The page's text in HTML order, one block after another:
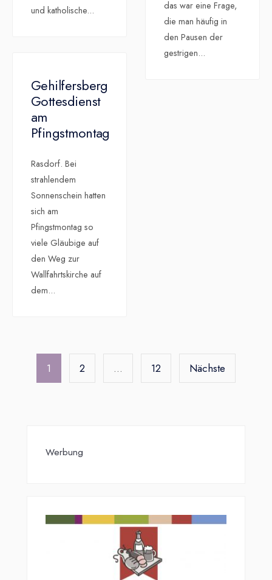
und katholische...
das war eine Frage,
die man häufig in
den Pausen der
gestrigen...
Gehilfersberg
Gottesdienst
am
Pfingstmontag
Rasdorf. Bei
strahlendem
Sonnenschein hatten
sich am
Pfingstmontag so
viele Gläubige auf
den Weg zur
Wallfahrtskirche auf
dem...
Seitennummerierung
1 2 … 12 Nächste
Werbung